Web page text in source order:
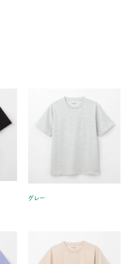
グレー